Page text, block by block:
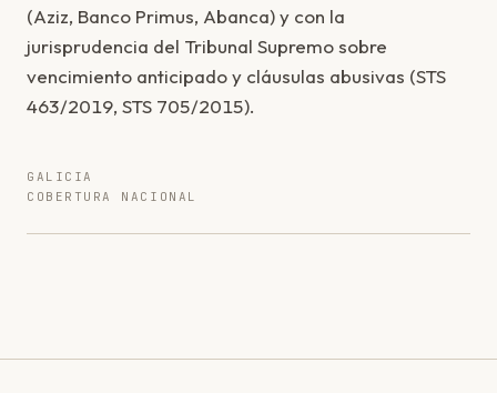
(Aziz, Banco Primus, Abanca) y con la
jurisprudencia del Tribunal Supremo sobre
vencimiento anticipado y cláusulas abusivas (STS
463/2019, STS 705/2015).
GALICIA
COBERTURA NACIONAL